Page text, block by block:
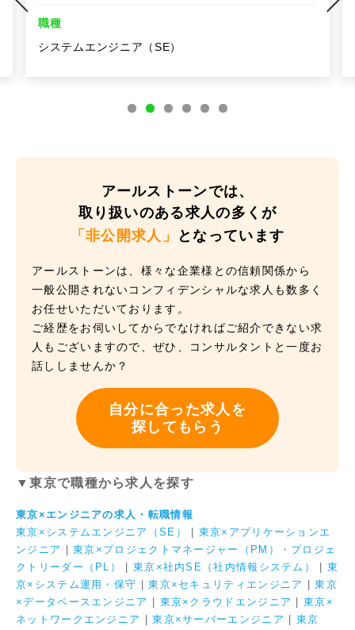
職種
システムエンジニア（SE）
アールストーンでは、
取り扱いのある求人の多くが
「非公開求人」
となっています
アールストーンは、様々な企業様との信頼関係から
一般公開されないコンフィデンシャルな求人も数多く
お任せいただいております。
ご経歴をお伺いしてからでなければご紹介できない求
人もございますので、ぜひ、コンサルタントと一度お
話ししませんか？
自分に合った求人を
探してもらう
▼東京で職種から求人を探す
東京×エンジニアの求人・転職情報
東京×システムエンジニア（SE）
東京×アプリケーションエ
ンジニア
|東京×プロジェクトマネージャー（PM）・プロジェ
クトリーダー（PL）
東京×社内SE（社内情報システム）
東
京×システム運用・保守 |東京×セキュリティエンジニア |東京
×データベースエンジニア
東京×クラウドエンジニア |東京×
ネットワークエンジニア
|東京×サーバーエンジニア
東京